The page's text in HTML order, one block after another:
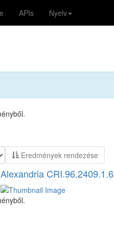
APIs Nyelv
Eredmények rendezése
Alexandria CRI.96.2409.1.6